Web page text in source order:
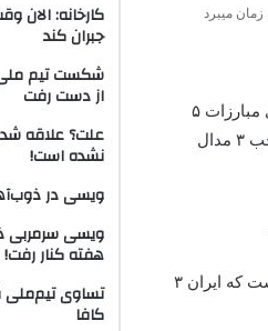
به گزارش خبرنگار مهر، رقابت های کشتی فرنگی جوانان قهرمانی آسیا در حالی امروز (پنجشنبه ۱۱ تیر) با برگزاری مبارزات ۵
وزن دوم در تایلند پیگیری شد که تیم اعزامی ایران روز گذشته و در پایان مبارزات ۵ وزن نخست این رقابت ها، صاحب ۳ مدال
با کسب این مدال ، قهرمانی تیم کشتی فرنگی جوانان ایران در مسابقات قهرمانی آسیا قطعی شد. این در حالی است که ایران ۳
کارخانه: الان
جبران کند
شکست تیم ملی
از دست رفت
علت؟ علاقه
نشده است!
ویسی در
هفته کنار رفت!
تساوی تیم‌ملی
کافا